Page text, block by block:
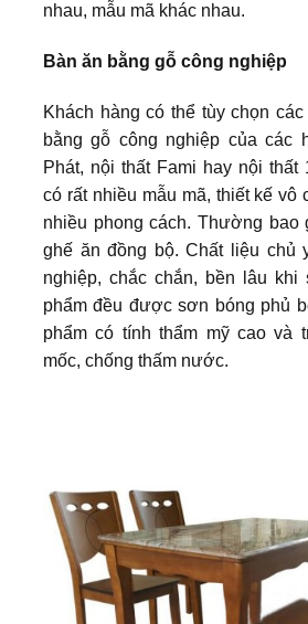
nhau, mẫu mã khác nhau.
Bàn ăn bằng gỗ công nghiệp
Khách hàng có thể tùy chọn
bằng gỗ công nghiệp của các
Phát, nội thất Fami hay nội thất
có rất nhiều mẫu mã, thiết kế vô
nhiều phong cách. Thường bao
ghế ăn đồng bộ. Chất liệu chủ
nghiệp, chắc chắn, bền lâu khi
phẩm đều được sơn bóng phủ
phẩm có tính thẩm mỹ cao và
mốc, chống thấm nước.